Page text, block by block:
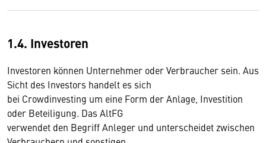
1.4. Investoren
Investoren können Unternehmer oder Verbraucher sein. Aus
Sicht des Investors handelt es sich
bei Crowdinvesting um eine Form der Anlage, Investition
oder Beteiligung. Das AltFG
verwendet den Begriff Anleger und unterscheidet zwischen